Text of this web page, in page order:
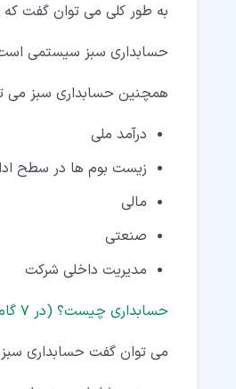
به طور کلی می توان گفت
حسابداری سبز سیستمی است
همچنین حسابداری سبز می
درآمد ملی
زیست بوم ها در سطح
مالی
صنعتی
مدیریت داخلی شرکت
حسابداری چیست؟ (در ۷ گام بخوانید)
می توان گفت حسابداری